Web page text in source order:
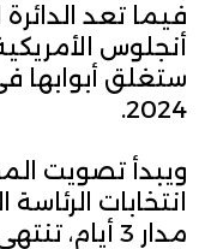
فيما تعد
أنجلوس
ستغلق أبوابها
2024.
ويبدأ تصويت